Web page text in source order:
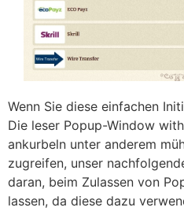
Wenn Sie diese einfachen
Die leser Popup-Window
ankurbeln unter anderem
zugreifen, unser
daran, beim Zulassen von
lassen, da diese dazu